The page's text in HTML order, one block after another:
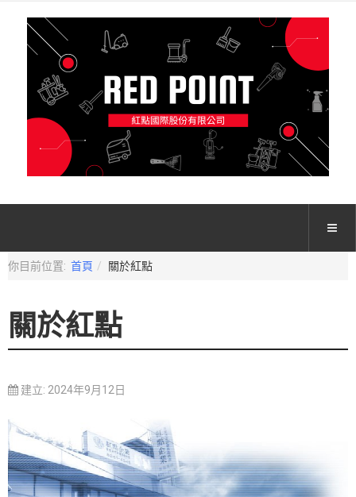
你目前位置: 首頁 關於紅點
關於紅點
建立: 2024年9月12日